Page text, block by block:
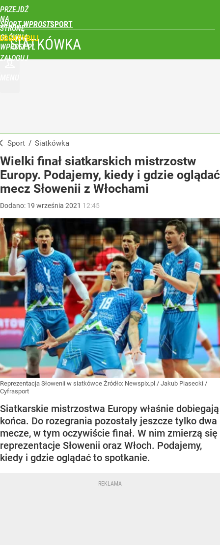
PRZEJDŹ
NA
STRONĘ
GŁÓWNĄ
WPROST.PL
SPORT WPROST
ZALOGUJ
SIATKÓWKA
Sport / Siatkówka
Wielki finał siatkarskich mistrzostw
Europy. Podajemy, kiedy i gdzie oglądać
mecz Słowenii z Włochami
Dodano: 19 września 2021 12:45
Reprezentacja Słowenii w siatkówce Źródło: Newspix.pl / Jakub Piasecki /
Cyfrasport
Siatkarskie mistrzostwa Europy właśnie dobiegają
końca. Do rozegrania pozostały jeszcze tylko dwa
mecze, w tym oczywiście finał. W nim zmierzą się
reprezentacje Słowenii oraz Włoch. Podajemy,
kiedy i gdzie oglądać to spotkanie.